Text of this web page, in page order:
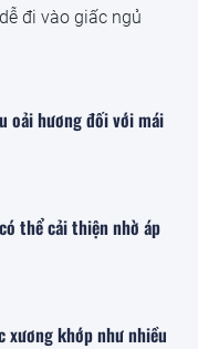
đi vào giấc ngủ
oải hương đối với mái
thể cải thiện nhờ áp
xương khớp như nhiều